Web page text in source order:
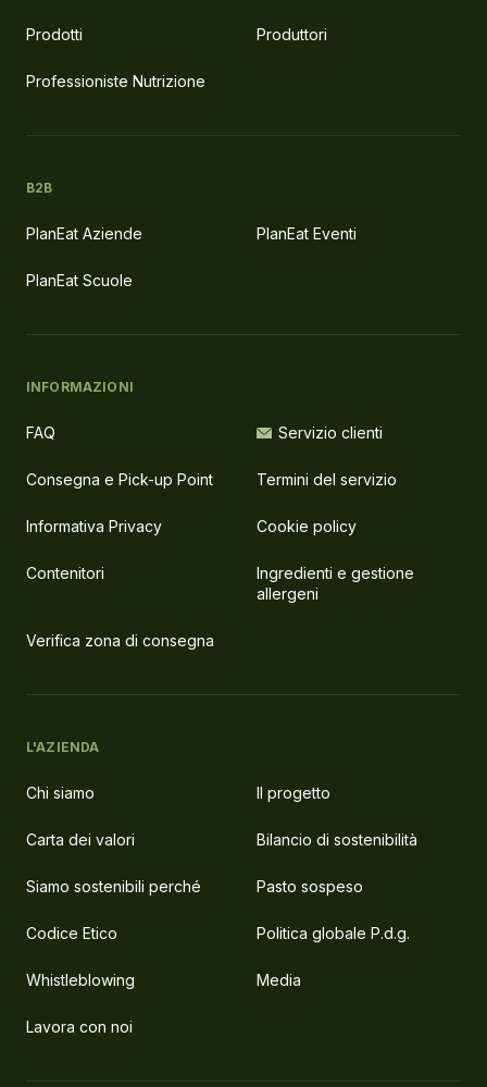
Prodotti Produttori
Professioniste Nutrizione
B2B
PlanEat Aziende PlanEat Eventi
PlanEat Scuole
INFORMAZIONI
FAQ Servizio clienti
Consegna e Pick-up Point Termini del servizio
Informativa Privacy Cookie policy
Contenitori
Ingredienti e gestione
allergeni
Verifica zona di consegna
L'AZIENDA
Chi siamo Il progetto
Carta dei valori Bilancio di sostenibilità
Siamo sostenibili perché Pasto sospeso
Codice Etico Politica globale P.d.g.
Whistleblowing Media
Lavora con noi